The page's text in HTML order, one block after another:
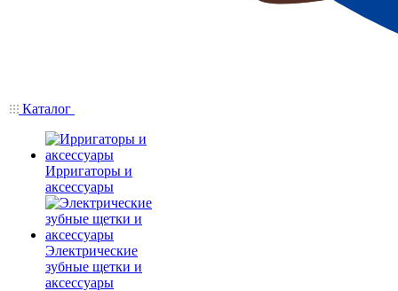
Каталог
Ирригаторы и
аксессуары
Электрические
зубные щетки и
аксессуары